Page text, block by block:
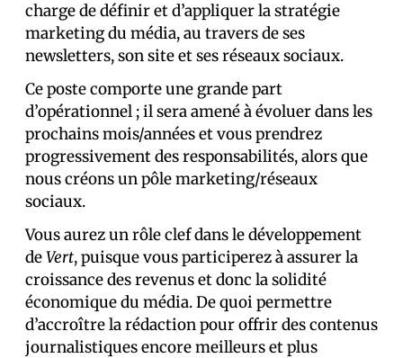
charge de définir et d’appliquer la stratégie
marketing du média, au travers de ses
newsletters, son site et ses réseaux sociaux.
Ce poste comporte une grande part
d’opérationnel ; il sera amené à évoluer dans les
prochains mois/années et vous prendrez
progressivement des responsabilités, alors que
nous créons un pôle marketing/réseaux
sociaux.
Vous aurez un rôle clef dans le développement
deVert, puisque vous participerez à assurer la
croissance des revenus et donc la solidité
économique du média. De quoi permettre
d’accroître la rédaction pour offrir des contenus
journalistiques encore meilleurs et plus